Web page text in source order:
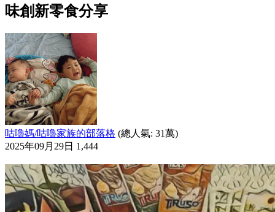
味創新零食分享
咕嚕媽/咕嚕家族的部落格 (總人氣: 31萬)
2025年09月29日 1,444